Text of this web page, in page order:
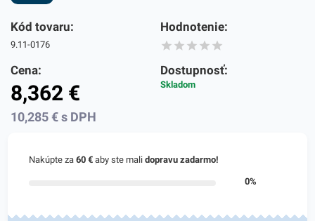
Kód tovaru:
9.11-0176
Hodnotenie:
Cena:
8,362 €
10,285€ s DPH
Dostupnosť:
Skladom
Nakúpte za60 € aby ste malidopravu zadarmo!
0%